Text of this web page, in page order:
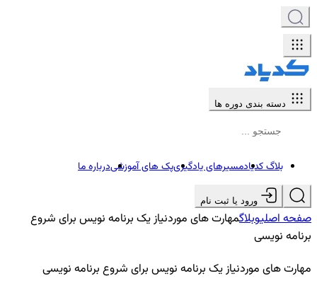
دسته بندی دوره ها
بلاگ کدیادمسیرهای یادگیریپک های آموزشیدرباره ما
ورود یا ثبت نام
صفحه اصلیوبلاگمهارت های موردنیاز یک برنامه نویس برای شروع
برنامه نویسی
مهارت های موردنیاز یک برنامه نویس برای شروع برنامه نویسی